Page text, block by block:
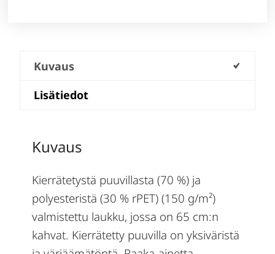
Kuvaus
Lisätiedot
Kuvaus
Kierrätetystä puuvillasta (70 %) ja
polyesteristä (30 % rPET) (150 g/m²)
valmistettu laukku, jossa on 65 cm:n
kahvat. Kierrätetty puuvilla on yksiväristä